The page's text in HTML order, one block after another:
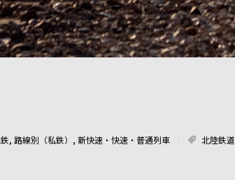
, 路線別（私鉄） , 新快速・快速・普通列車 北陸鉄道